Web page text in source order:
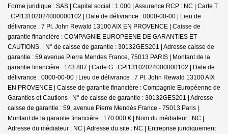
Forme juridique : SAS | Capital social : 1 000 | Assurance RCP : NC | Carte T
: CPl13102024000000102 | Date de délivrance : 0000-00-00 | Lieu de
délivrance : 7 Pl. John Rewald 13100 AIX EN PROVENCE | Caisse de
garantie financière : COMPAGNIE EUROPEENE DE GARANTIES ET
CAUTIONS. | N° de caisse de garantie : 30132GES201 | Adresse caisse de
garantie : 59 avenue Pierre Mendes France, 75013 PARIS | Montant de la
garantie financière : 143 887 | Carte G : CPl13102024000000102 | Date de
délivrance : 0000-00-00 | Lieu de délivrance : 7 Pl. John Rewald 13100 AIX
EN PROVENCE | Caisse de garantie financière : Compagnie Européenne de
Garanties et Cautions | N° de caisse de garantie : 30132GES201 | Adresse
caisse de garantie : 59, avenue Pierre Mendès France - 75013 Paris |
Montant de la garantie financière : 170 000 € | Nom du médiateur : NC |
Adresse du médiateur : NC | Adresse du site : NC | Entreprise juridiquement